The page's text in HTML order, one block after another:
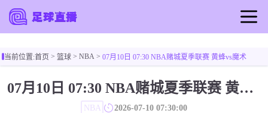
足球直播
西甲
当前位置:首页 篮球 NBA 07月10日 07:30 NBA赌城夏季联赛 黄蜂vs魔术
07月10日 07:30 NBA赌城夏季联赛 黄蜂vs魔术
NBA 2026-07-10 07:30:00